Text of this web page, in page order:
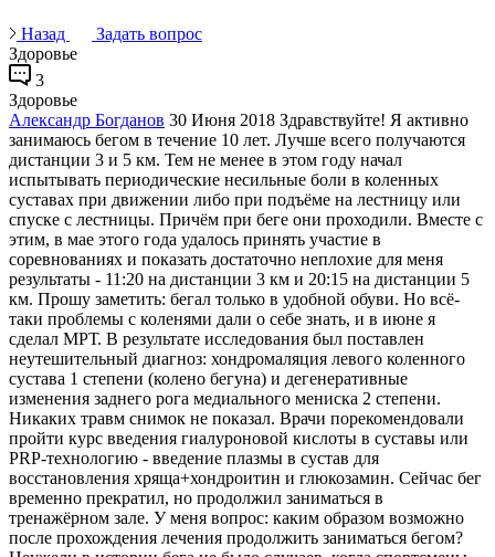
Назад
Задать вопрос
Здоровье
3
Здоровье
Александр Богданов 30 Июня 2018 Здравствуйте! Я активно
занимаюсь бегом в течение 10 лет. Лучше всего получаются
дистанции 3 и 5 км. Тем не менее в этом году начал
испытывать периодические несильные боли в коленных
суставах при движении либо при подъёме на лестницу или
спуске с лестницы. Причём при беге они проходили. Вместе с
этим, в мае этого года удалось принять участие в
соревнованиях и показать достаточно неплохие для меня
результаты - 11:20 на дистанции 3 км и 20:15 на дистанции 5
км. Прошу заметить: бегал только в удобной обуви. Но всё-
таки проблемы с коленями дали о себе знать, и в июне я
сделал МРТ. В результате исследования был поставлен
неутешительный диагноз: хондромаляция левого коленного
сустава 1 степени (колено бегуна) и дегенеративные
изменения заднего рога медиального мениска 2 степени.
Никаких травм снимок не показал. Врачи порекомендовали
пройти курс введения гиалуроновой кислоты в суставы или
PRP-технологию - введение плазмы в сустав для
восстановления хряща+хондроитин и глюкозамин. Сейчас бег
временно прекратил, но продолжил заниматься в
тренажёрном зале. У меня вопрос: каким образом возможно
после прохождения лечения продолжить заниматься бегом?